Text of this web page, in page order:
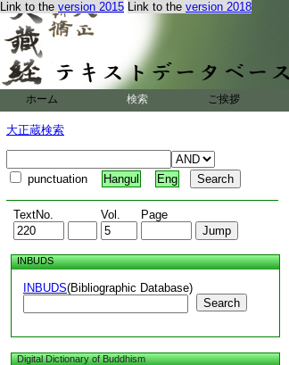
Link to the version 2015 Link to the version 2018
ホーム 検索 ご挨拶
大正蔵検索
punctuation Hangul Eng
TextNo. Vol. Page
INBUDS
INBUDS(Bibliographic Database)
Search
Digital Dictionary of Buddhism